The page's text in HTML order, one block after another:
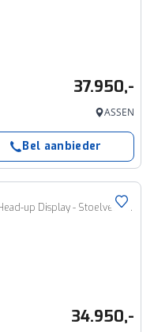
37.950,-
ASSEN
Bel aanbieder
7 1.5 GDI SHS-P Exclusive - Full Option - Head-up Display - Stoelverarming - Stoelverkoeling - AppleCarplay Android Auto - Schuif/kanteldak - - Fabrieksgarantie tot 10-2032 of 150.000km
34.950,-